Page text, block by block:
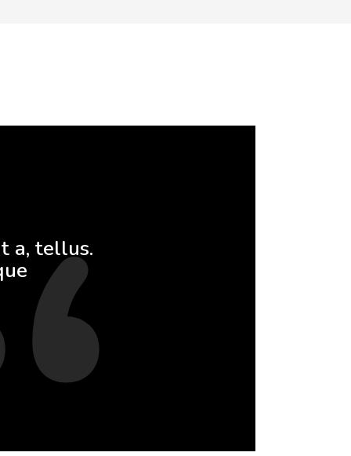
a, tellus.